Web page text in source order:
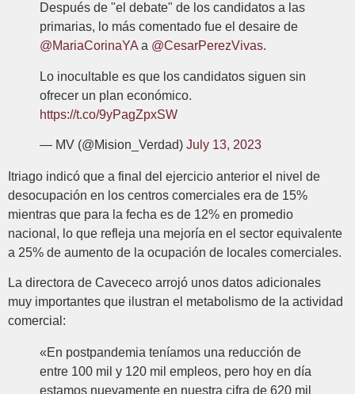
Después de "el debate" de los candidatos a las
primarias, lo más comentado fue el desaire de
@MariaCorinaYA a @CesarPerezVivas.
Lo inocultable es que los candidatos siguen sin
ofrecer un plan económico.
https://t.co/9yPagZpxSW
— MV (@Mision_Verdad) July 13, 2023
Itriago indicó que a final del ejercicio anterior el nivel de
desocupación en los centros comerciales era de 15%
mientras que para la fecha es de 12% en promedio
nacional, lo que refleja una mejoría en el sector equivalente
a 25% de aumento de la ocupación de locales comerciales.
La directora de Cavececo arrojó unos datos adicionales
muy importantes que ilustran el metabolismo de la actividad
comercial:
«En postpandemia teníamos una reducción de
entre 100 mil y 120 mil empleos, pero hoy en día
estamos nuevamente en nuestra cifra de 620 mil